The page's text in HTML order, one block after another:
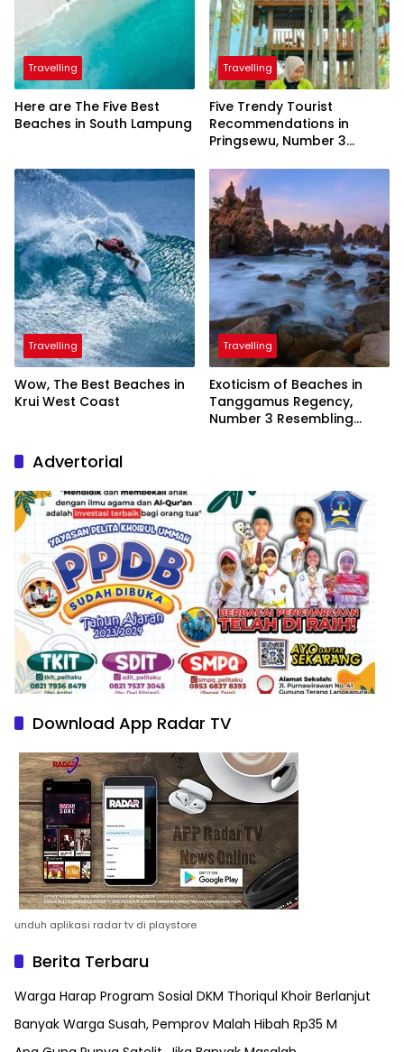
Travelling
Here are The Five Best
Beaches in South Lampung
Travelling
Five Trendy Tourist
Recommendations in
Pringsewu, Number 3
President
Travelling
Wow, The Best Beaches in
Krui West Coast
Travelling
Exoticism of Beaches in
Tanggamus Regency,
Number 3 Resembling
Advertorial
Download App Radar TV
unduh aplikasi radar tv di playstore
Berita Terbaru
Warga Harap Program Sosial DKM Thoriqul Khoir Berlanjut
Banyak Warga Susah, Pemprov Malah Hibah Rp35 M